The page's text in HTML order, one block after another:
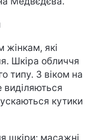
жінкам, які
Шкіра обличчя
типу. З віком на
виділяються
кутики